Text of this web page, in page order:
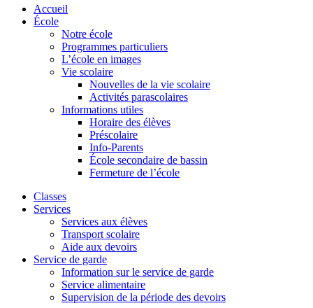
Accueil
École
Notre école
Programmes particuliers
L’école en images
Vie scolaire
Nouvelles de la vie scolaire
Activités parascolaires
Informations utiles
Horaire des élèves
Préscolaire
Info-Parents
École secondaire de bassin
Fermeture de l’école
Classes
Services
Services aux élèves
Transport scolaire
Aide aux devoirs
Service de garde
Information sur le service de garde
Service alimentaire
Supervision de la période des devoirs